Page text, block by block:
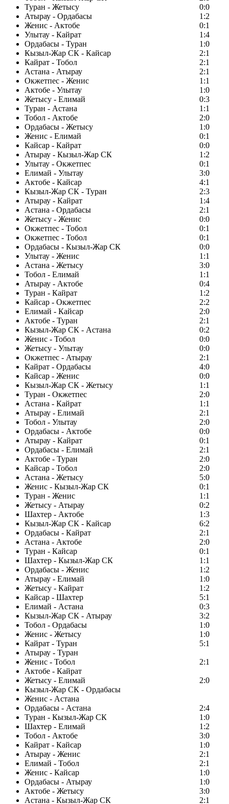
Туран - Жетысу
0:0
Атырау - Ордабасы
1:2
Женис - Актобе
0:1
Улытау - Кайрат
1:4
Ордабасы - Туран
1:0
Кызыл-Жар СК - Кайсар
2:1
Кайрат - Тобол
2:1
Астана - Атырау
2:1
Окжетпес - Женис
1:1
Актобе - Улытау
1:0
Жетысу - Елимай
0:3
Туран - Астана
1:1
Тобол - Актобе
2:0
Ордабасы - Жетысу
1:0
Женис - Елимай
0:1
Кайсар - Кайрат
0:0
Атырау - Кызыл-Жар СК
1:2
Улытау - Окжетпес
0:1
Елимай - Улытау
3:0
Актобе - Кайсар
4:1
Кызыл-Жар СК - Туран
2:3
Атырау - Кайрат
1:4
Астана - Ордабасы
2:1
Жетысу - Женис
0:0
Окжетпес - Тобол
0:1
Окжетпес - Тобол
0:1
Ордабасы - Кызыл-Жар СК
0:0
Улытау - Женис
1:1
Астана - Жетысу
3:0
Тобол - Елимай
1:1
Атырау - Актобе
0:4
Туран - Кайрат
1:2
Кайсар - Окжетпес
2:2
Елимай - Кайсар
2:0
Актобе - Туран
2:1
Кызыл-Жар СК - Астана
0:2
Женис - Тобол
0:0
Жетысу - Улытау
0:0
Окжетпес - Атырау
2:1
Кайрат - Ордабасы
4:0
Кайсар - Женис
0:0
Кызыл-Жар СК - Жетысу
1:1
Туран - Окжетпес
2:0
Астана - Кайрат
1:1
Атырау - Елимай
2:1
Тобол - Улытау
2:0
Ордабасы - Актобе
0:0
Атырау - Кайрат
0:1
Ордабасы - Елимай
2:1
Актобе - Туран
2:0
Кайсар - Тобол
2:0
Астана - Жетысу
5:0
Женис - Кызыл-Жар СК
0:1
Туран - Женис
1:1
Жетысу - Атырау
0:2
Шахтер - Актобе
1:3
Кызыл-Жар СК - Кайсар
6:2
Ордабасы - Кайрат
2:1
Астана - Актобе
2:0
Туран - Кайсар
0:1
Шахтер - Кызыл-Жар СК
1:1
Ордабасы - Женис
1:2
Атырау - Елимай
1:0
Жетысу - Кайрат
1:2
Кайсар - Шахтер
5:1
Елимай - Астана
0:3
Кызыл-Жар СК - Атырау
3:2
Тобол - Ордабасы
1:0
Женис - Жетысу
1:0
Кайрат - Туран
5:1
Атырау - Туран
Женис - Тобол
2:1
Актобе - Кайрат
Жетысу - Елимай
2:0
Кызыл-Жар СК - Ордабасы
Женис - Астана
Ордабасы - Астана
2:4
Туран - Кызыл-Жар СК
1:0
Шахтер - Елимай
1:2
Тобол - Актобе
3:0
Кайрат - Кайсар
1:0
Атырау - Женис
2:1
Елимай - Тобол
2:1
Женис - Кайсар
1:0
Ордабасы - Атырау
1:0
Актобе - Жетысу
3:0
Астана - Кызыл-Жар СК
2:1